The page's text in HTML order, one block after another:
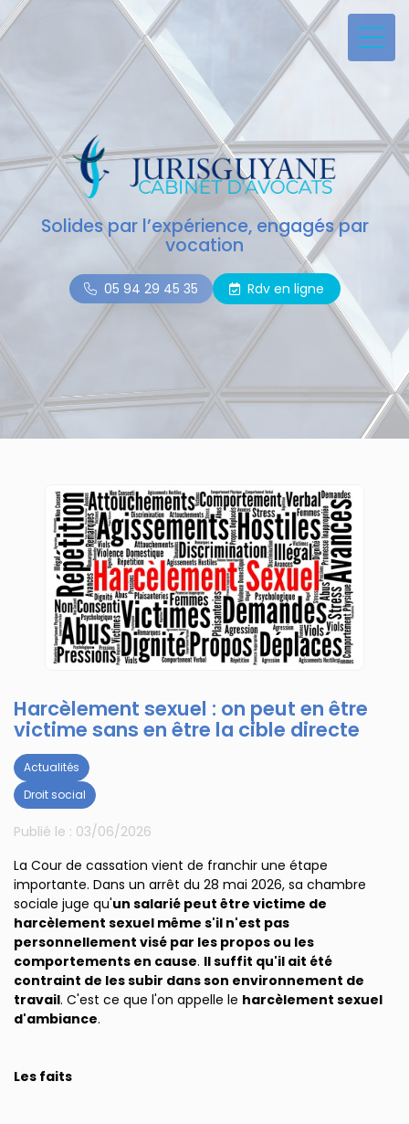
Solides par l’expérience, engagés par
vocation
05 94 29 45 35 Rdv en ligne
Harcèlement sexuel : on peut en être
victime sans en être la cible directe
Publié le : 03/06/2026
Actualités
Droit social
La Cour de cassation vient de franchir une étape
importante. Dans un arrêt du 28 mai 2026, sa chambre
sociale juge qu'un salarié peut être victime de
harcèlement sexuel même s'il n'est pas
personnellement visé par les propos ou les
comportements en cause. Il suffit qu'il ait été
contraint de les subir dans son environnement de
travail. C'est ce que l'on appelle le harcèlement sexuel
d'ambiance.
Les faits